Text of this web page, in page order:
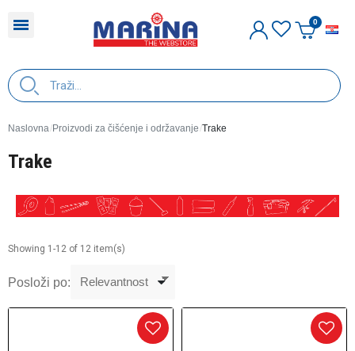
Naslovna Proizvodi za čišćenje i održavanje Trake
Trake
Showing 1-12 of 12 item(s)
Posloži po: